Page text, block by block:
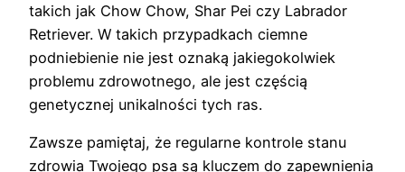
takich jak Chow Chow, Shar Pei czy Labrador
Retriever. W takich przypadkach ciemne
podniebienie nie jest oznaką jakiegokolwiek
problemu zdrowotnego, ale jest częścią
genetycznej unikalności tych ras.
Zawsze pamiętaj, że regularne kontrole stanu
zdrowia Twojego psa są kluczem do zapewnienia